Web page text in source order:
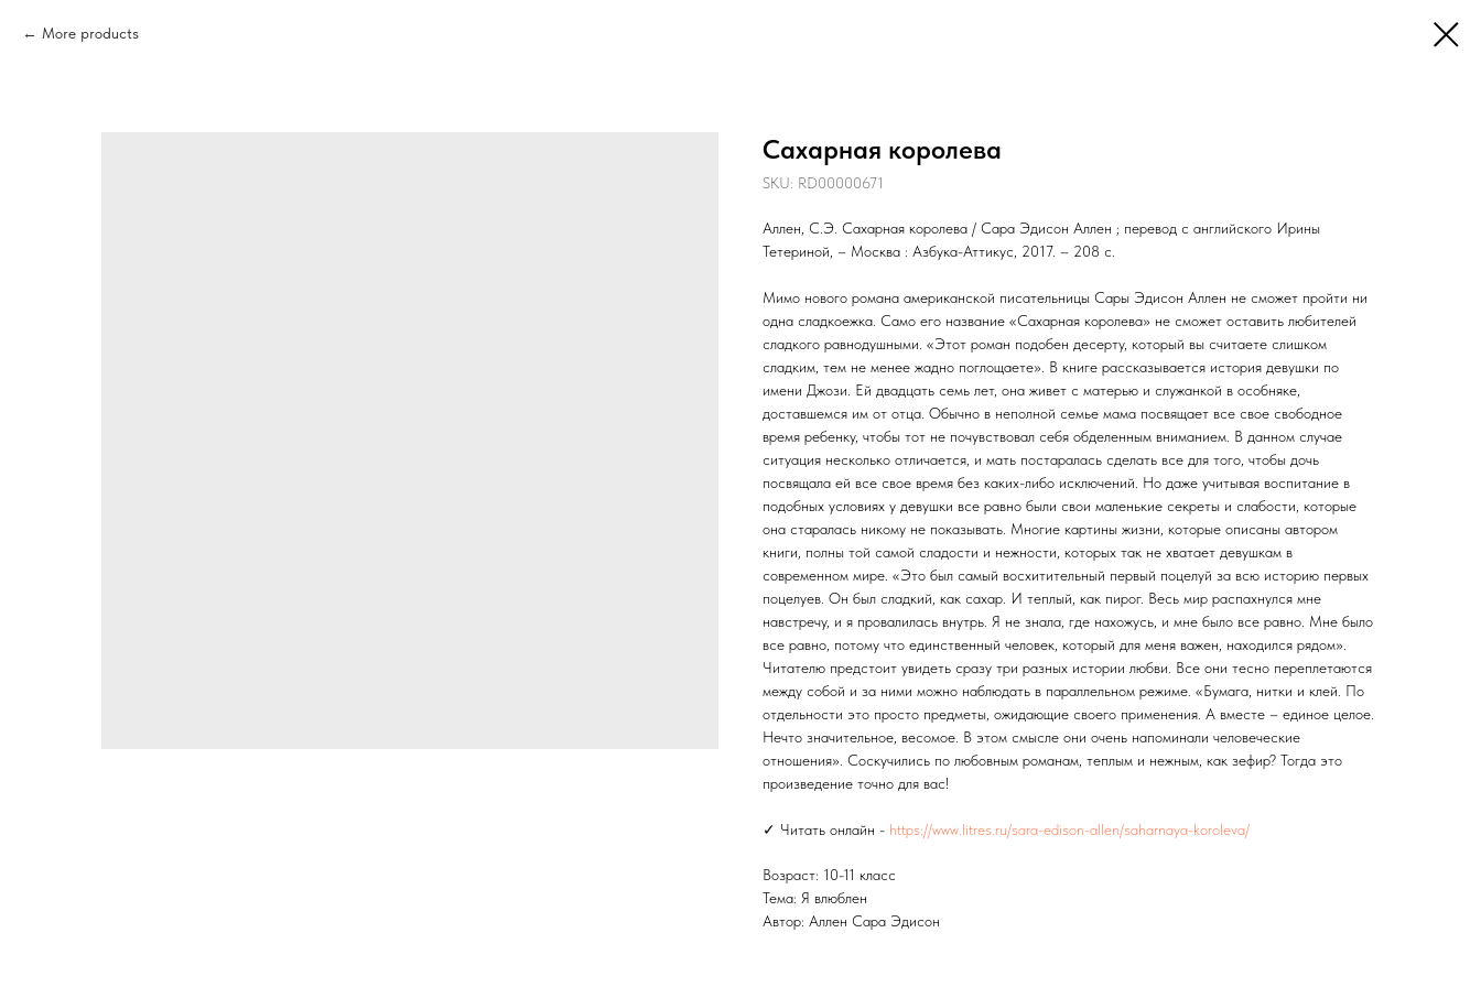
More products
Сахарная королева
SKU: RD00000671
Аллен, С.Э. Сахарная королева / Сара Эдисон Аллен ; перевод с английского Ирины
Тетериной, – Москва : Азбука-Аттикус, 2017. – 208 с.
Мимо нового романа американской писательницы Сары Эдисон Аллен не сможет пройти ни
одна сладкоежка. Само его название «Сахарная королева» не сможет оставить любителей
сладкого равнодушными. «Этот роман подобен десерту, который вы считаете слишком
сладким, тем не менее жадно поглощаете». В книге рассказывается история девушки по
имени Джози. Ей двадцать семь лет, она живет с матерью и служанкой в особняке,
доставшемся им от отца. Обычно в неполной семье мама посвящает все свое свободное
время ребенку, чтобы тот не почувствовал себя обделенным вниманием. В данном случае
ситуация несколько отличается, и мать постаралась сделать все для того, чтобы дочь
посвящала ей все свое время без каких-либо исключений. Но даже учитывая воспитание в
подобных условиях у девушки все равно были свои маленькие секреты и слабости, которые
она старалась никому не показывать. Многие картины жизни, которые описаны автором
книги, полны той самой сладости и нежности, которых так не хватает девушкам в
современном мире. «Это был самый восхитительный первый поцелуй за всю историю первых
поцелуев. Он был сладкий, как сахар. И теплый, как пирог. Весь мир распахнулся мне
навстречу, и я провалилась внутрь. Я не знала, где нахожусь, и мне было все равно. Мне было
все равно, потому что единственный человек, который для меня важен, находился рядом».
Читателю предстоит увидеть сразу три разных истории любви. Все они тесно переплетаются
между собой и за ними можно наблюдать в параллельном режиме. «Бумага, нитки и клей. По
отдельности это просто предметы, ожидающие своего применения. А вместе – единое целое.
Нечто значительное, весомое. В этом смысле они очень напоминали человеческие
отношения». Соскучились по любовным романам, теплым и нежным, как зефир? Тогда это
произведение точно для вас!
✓ Читать онлайн - https://www.litres.ru/sara-edison-allen/saharnaya-koroleva/
Возраст: 10-11 класс
Тема: Я влюблен
Автор: Аллен Сара Эдисон